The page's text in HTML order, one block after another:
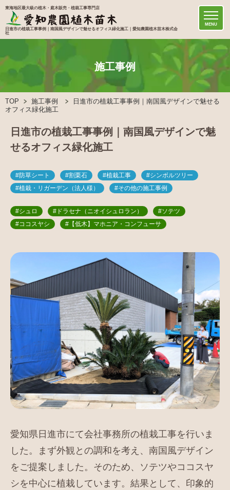
東海地区最大級の植木・庭木販売・植栽工事専門店
日進市の植栽工事事例｜南国風デザインで魅せるオフィス緑化施工｜愛知農園植木苗木株式会
社
MENU
施工事例
TOP 施工事例
日進市の植栽工事事例｜南国風デザインで魅せる
オフィス緑化施工
日進市の植栽工事事例｜南国風デザインで魅
せるオフィス緑化施工
#防草シート #割栗石 #植栽工事
#シンボルツリー
#植栽・リガーデン（法人様）
#その他の施工事例
#シュロ #ドラセナ（ニオイシュロラン）
#ソテツ
#ココスヤシ
#【低木】マホニア・コンフューサ
愛知県日進市にて会社事務所の植栽工事を行いま
した。まず外観との調和を考え、南国風デザイン
をご提案しました。そのため、ソテツやココスヤ
シを中心に植栽しています。結果として、印象的